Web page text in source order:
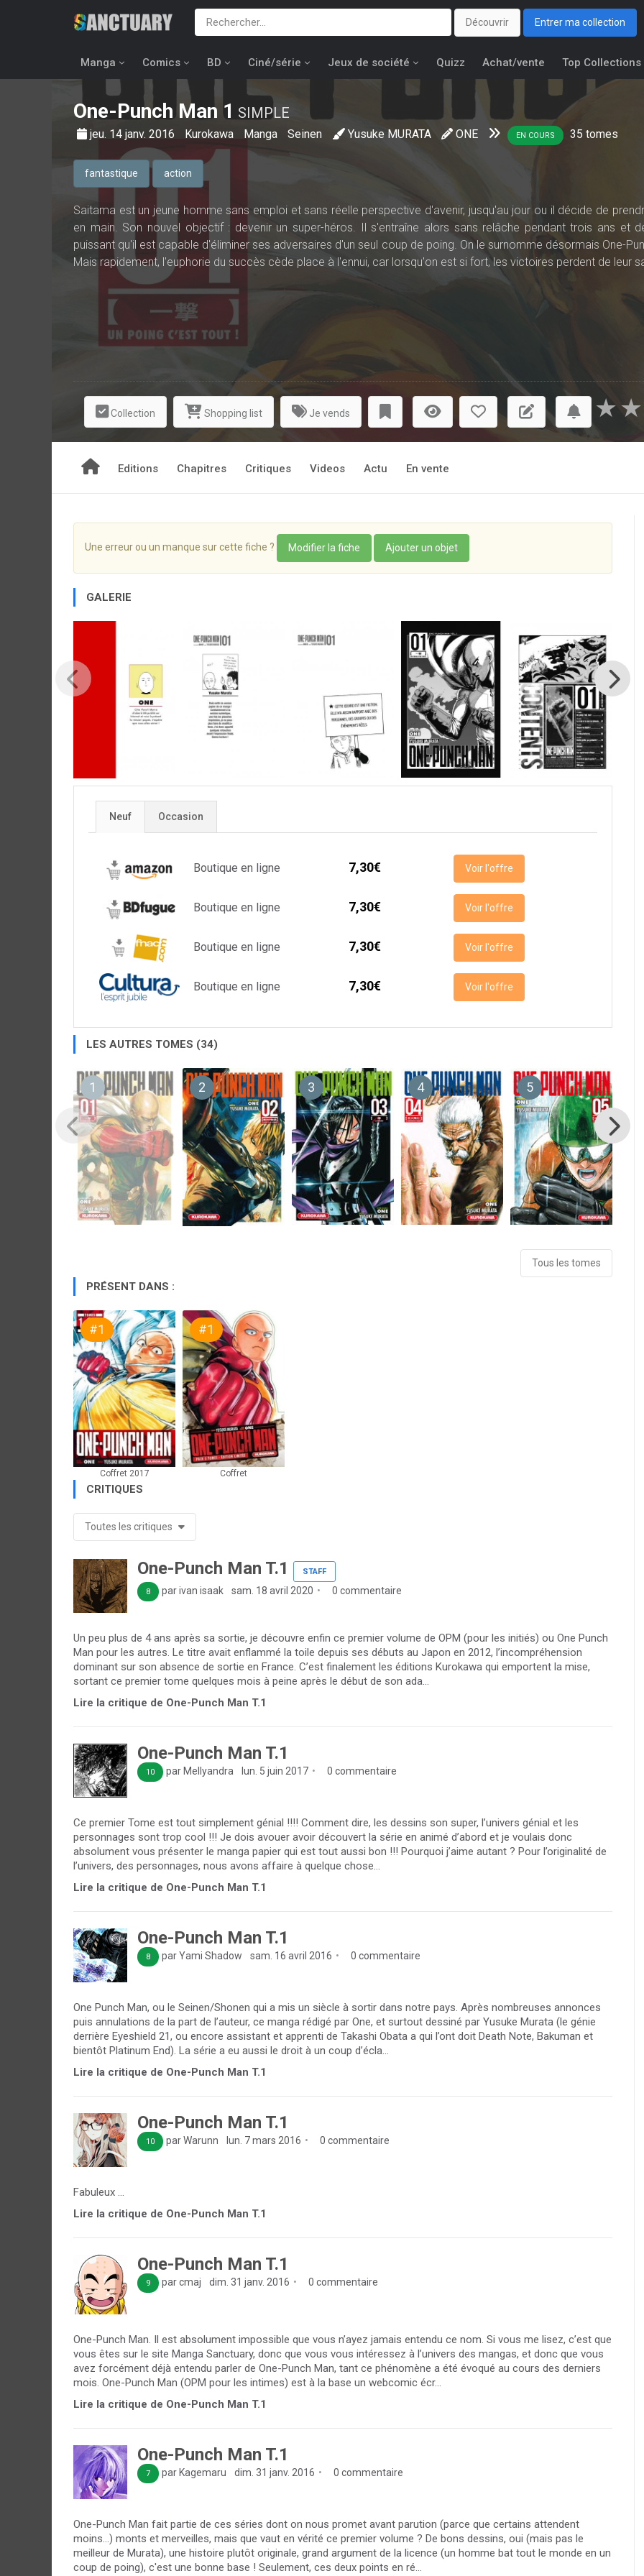
Découvrir Entrer ma collection
Manga Comics BD Ciné/série Jeux de société Quizz Achat/vente Top Collections
One-Punch Man 1 SIMPLE
jeu. 14 janv. 2016 Kurokawa Manga Seinen Yusuke MURATA ONE EN COURS 35 tomes
fantastique action
Saitama est un jeune homme sans emploi et sans réelle perspective d'avenir, jusqu'au jour ou il décide de
en main. Son nouvel objectif : devenir un super-héros. Il s'entraîne alors sans relâche pendant trois ans et
puissant qu'il est capable d'éliminer ses adversaires d'un seul coup de poing. On le surnomme désormais One-
Mais rapidement, l'euphorie du succès cède place à l'ennui, car lorsqu'on est si fort, les victoires perdent de leur
Collection Shopping list Je vends ★
★
Editions Chapitres Critiques Videos Actu En vente
Une erreur ou un manque sur cette fiche ? Modifier la fiche Ajouter un objet
GALERIE
Neuf Occasion
Boutique en ligne 7,30€ Voir l'offre
Boutique en ligne 7,30€ Voir l'offre
Boutique en ligne 7,30€ Voir l'offre
Boutique en ligne 7,30€ Voir l'offre
LES AUTRES TOMES (34)
1 2 3 4 5
Tous les tomes
PRÉSENT DANS :
#1
Coffret 2017
#1
Coffret
CRITIQUES
Toutes les critiques
One-Punch Man T.1 STAFF
8 par ivan isaak sam. 18 avril 2020 0 commentaire
Un peu plus de 4 ans après sa sortie, je découvre enfin ce premier volume de OPM (pour les initiés) ou One Punch
Man pour les autres. Le titre avait enflammé la toile depuis ses débuts au Japon en 2012, l’incompréhension
dominant sur son absence de sortie en France. C’est finalement les éditions Kurokawa qui emportent la mise,
sortant ce premier tome quelques mois à peine après le début de son ada...
Lire la critique de One-Punch Man T.1
One-Punch Man T.1
10 par Mellyandra lun. 5 juin 2017 0 commentaire
Ce premier Tome est tout simplement génial !!!! Comment dire, les dessins son super, l’univers génial et les
personnages sont trop cool !!! Je dois avouer avoir découvert la série en animé d’abord et je voulais donc
absolument vous présenter le manga papier qui est tout aussi bon !!! Pourquoi j’aime autant ? Pour l’originalité de
l’univers, des personnages, nous avons affaire à quelque chose...
Lire la critique de One-Punch Man T.1
One-Punch Man T.1
8 par Yami Shadow sam. 16 avril 2016 0 commentaire
One Punch Man, ou le Seinen/Shonen qui a mis un siècle à sortir dans notre pays. Après nombreuses annonces
puis annulations de la part de l’auteur, ce manga rédigé par One, et surtout dessiné par Yusuke Murata (le génie
derrière Eyeshield 21, ou encore assistant et apprenti de Takashi Obata a qui l’ont doit Death Note, Bakuman et
bientôt Platinum End). La série a eu aussi le droit à un coup d’écla...
Lire la critique de One-Punch Man T.1
One-Punch Man T.1
10 par Warunn lun. 7 mars 2016 0 commentaire
Fabuleux ...
Lire la critique de One-Punch Man T.1
One-Punch Man T.1
9 par cmaj dim. 31 janv. 2016 0 commentaire
One-Punch Man. Il est absolument impossible que vous n’ayez jamais entendu ce nom. Si vous me lisez, c’est que
vous êtes sur le site Manga Sanctuary, donc que vous vous intéressez à l’univers des mangas, et donc que vous
avez forcément déjà entendu parler de One-Punch Man, tant ce phénomène a été évoqué au cours des derniers
mois. One-Punch Man (OPM pour les intimes) est à la base un webcomic écr...
Lire la critique de One-Punch Man T.1
One-Punch Man T.1
7 par Kagemaru dim. 31 janv. 2016 0 commentaire
One-Punch Man fait partie de ces séries dont on nous promet avant parution (parce que certains attendent
moins...) monts et merveilles, mais que vaut en vérité ce premier volume ? De bons dessins, oui (mais pas le
meilleur de Murata), une histoire plutôt originale, grand argument de la licence (un homme bat tout le monde en un
coup de poing), c'est une bonne base ! Seulement, ces deux points en ré...